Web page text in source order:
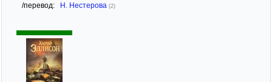
/перевод: Н. Нестерова (2)